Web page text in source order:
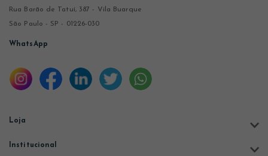
Rua Barão de Tatuí, 387 - Vila Buarque
São Paulo - SP - 01226-030
WhatsApp
Loja
Institucional